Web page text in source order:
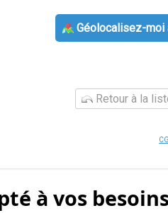
Géolocalisez-moi
Retour à la
à vos